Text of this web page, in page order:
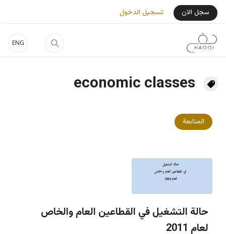
تجاوز إلى المحتوى الرئيسي
ENG
User Login Menu
سجل الان تسجيل الدخول
economic classes
المتابعة
حالة التشغيل في القطاعين العام والخاص
لعام 2011